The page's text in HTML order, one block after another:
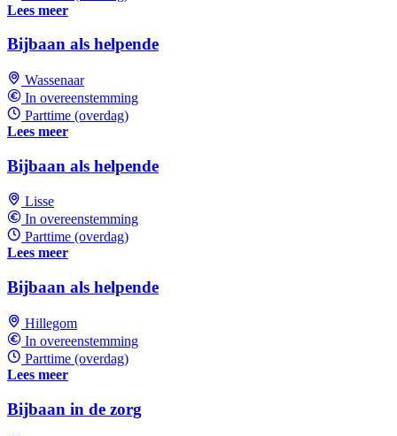
Lees meer
Bijbaan als helpende
Wassenaar
In overeenstemming
Parttime (overdag)
Lees meer
Bijbaan als helpende
Lisse
In overeenstemming
Parttime (overdag)
Lees meer
Bijbaan als helpende
Hillegom
In overeenstemming
Parttime (overdag)
Lees meer
Bijbaan in de zorg